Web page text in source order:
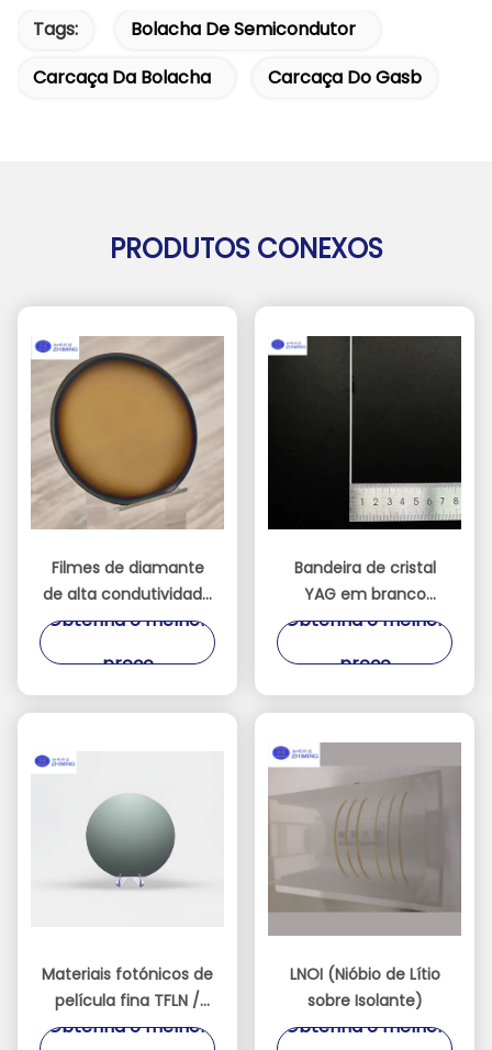
Tags:
Bolacha De Semicondutor
Carcaça Da Bolacha
Carcaça Do Gasb
PRODUTOS CONEXOS
Filmes de diamante
de alta condutividade
térmica para
Obtenha o melhor
preço
Bandeira de cristal
YAG em branco
(Y3Al5O12)
Obtenha o melhor
preço
Materiais fotónicos de
película fina TFLN /
TFLT no isolante
Obtenha o melhor
LNOI (Nióbio de Lítio
sobre Isolante)
Obtenha o melhor